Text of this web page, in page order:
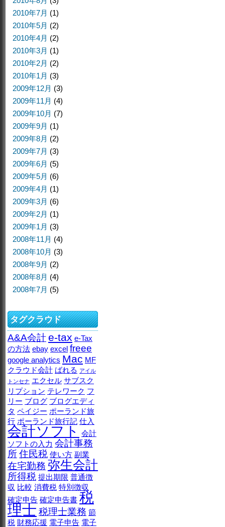
2010年7月 (1)
2010年5月 (2)
2010年4月 (2)
2010年3月 (1)
2010年2月 (2)
2010年1月 (3)
2009年12月 (3)
2009年11月 (4)
2009年10月 (7)
2009年9月 (1)
2009年8月 (2)
2009年7月 (3)
2009年6月 (5)
2009年5月 (6)
2009年4月 (1)
2009年3月 (6)
2009年2月 (1)
2009年1月 (3)
2008年11月 (4)
2008年10月 (3)
2008年9月 (2)
2008年8月 (4)
2008年7月 (5)
タグクラウド
A&A会計e-tax e-Tax
の方法 ebay excel freee
google analytics Mac MF
クラウド会計 ばれる アイル
トンセナ エクセル サブスク
リプション テレワーク フ
リー ブログ ブログエディ
タ ペイジー ポーランド旅
行 ポーランド旅行記 仕入
会計ソフト
会計
ソフトの入力 会計事務
所住民税 使い方 副業
在宅勤務 弥生会計
所得税 提出期限 普通徴
収 比較 消費税 特別徴収
確定申告 確定申告書 税
理士 税理士業務 節
税 財務応援 電子申告 電子